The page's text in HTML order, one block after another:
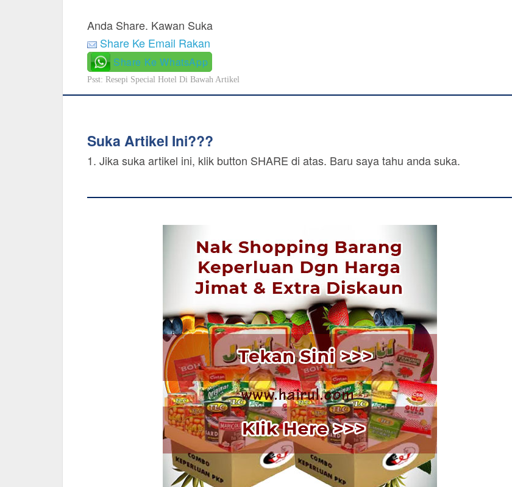
Anda Share. Kawan Suka
Share Ke Email Rakan
Share Ke WhatsApp
Psst: Resepi Special Hotel Di Bawah Artikel
Suka Artikel Ini???
1. Jika suka artikel ini, klik button SHARE di atas. Baru saya tahu anda suka.